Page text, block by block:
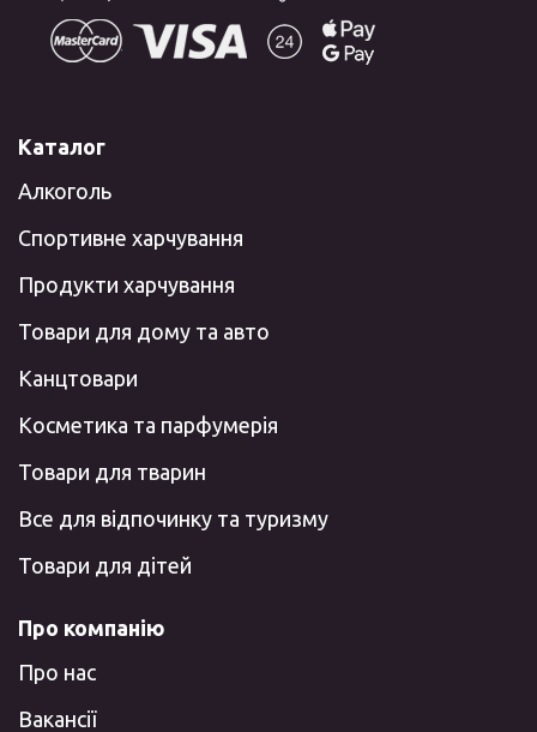
Каталог
Алкоголь
Спортивне харчування
Продукти харчування
Товари для дому та авто
Канцтовари
Косметика та парфумерія
Товари для тварин
Все для відпочинку та туризму
Товари для дітей
Про компанію
Про нас
Вакансії